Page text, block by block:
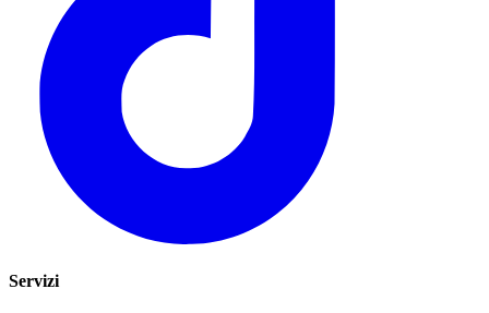
Servizi